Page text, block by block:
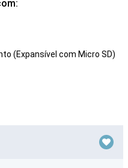
(Expansível com Micro SD)